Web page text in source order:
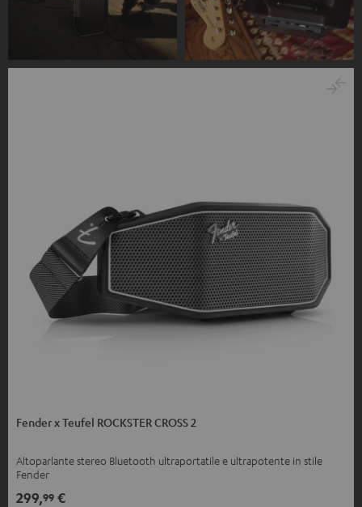
Fender x Teufel ROCKSTER CROSS 2
Altoparlante stereo Bluetooth ultraportatile e ultrapotente in stile
Fender
299,99 €